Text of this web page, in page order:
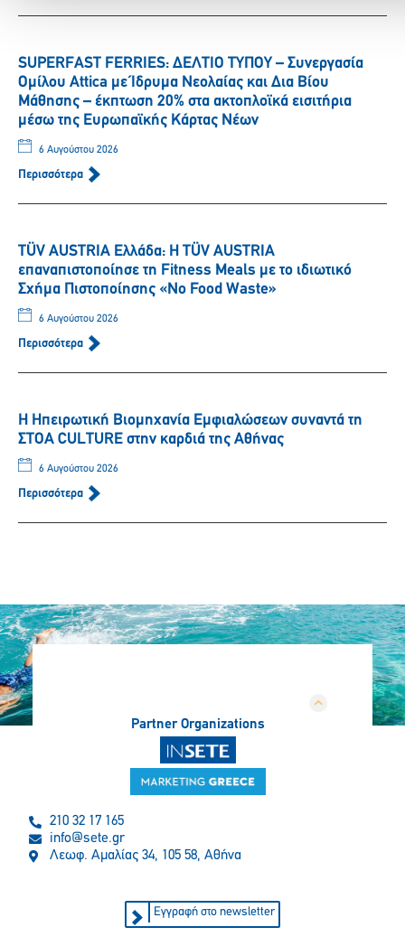
SUPERFAST FERRIES: ΔΕΛΤΙΟ ΤΥΠΟΥ – Συνεργασία
Ομίλου Attica με Ίδρυμα Νεολαίας και Δια Βίου
Μάθησης – έκπτωση 20% στα ακτοπλοϊκά εισιτήρια
μέσω της Ευρωπαϊκής Κάρτας Νέων
6 Αυγούστου 2026
Περισσότερα
TÜV AUSTRIA Ελλάδα: Η TÜV AUSTRIA
επαναπιστοποίησε τη Fitness Meals με το ιδιωτικό
Σχήμα Πιστοποίησης «No Food Waste»
6 Αυγούστου 2026
Περισσότερα
Η Ηπειρωτική Βιομηχανία Εμφιαλώσεων συναντά τη
ΣΤΟΑ CULTURE στην καρδιά της Αθήνας
6 Αυγούστου 2026
Περισσότερα
Partner Organizations
210 32 17 165
info@sete.gr
Λεωφ. Αμαλίας 34, 105 58, Αθήνα
Εγγραφή στο newsletter